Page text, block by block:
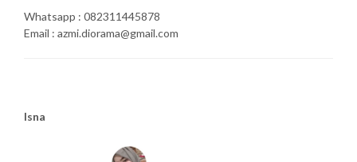
Whatsapp : 082311445878
Email : azmi.diorama@gmail.com
Isna